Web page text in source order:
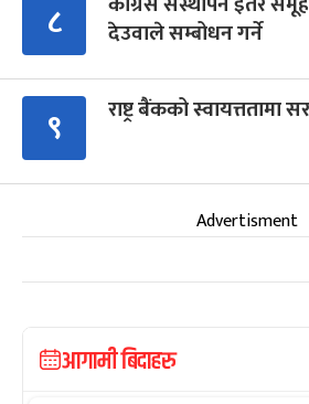
८
देउवाले सम्बोधन गर्ने
९ राष्ट्र बैंकको स्वायत्ततामा
Advertisment
आगामी बिदाहरु